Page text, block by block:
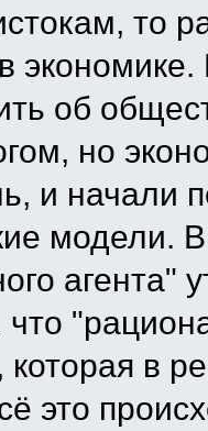
то
об
но
и начали
модели.
агента"
которая в
это